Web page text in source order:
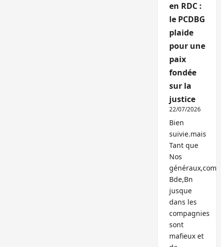
en RDC :
le PCDBG
plaide
pour une
paix
fondée
sur la
justice
22/07/2026
Bien
suivie.mais
Tant que
Nos
généraux,com
Bde,Bn
jusque
dans les
compagnies
sont
mafieux et